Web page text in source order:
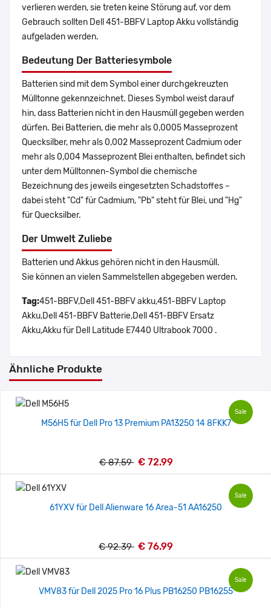
verlieren werden, sie treten keine Störung auf, vor dem
Gebrauch sollten Dell 451-BBFV Laptop Akku vollständig
aufgeladen werden.
Bedeutung Der Batteriesymbole
Batterien sind mit dem Symbol einer durchgekreuzten
Mülltonne gekennzeichnet. Dieses Symbol weist darauf
hin, dass Batterien nicht in den Hausmüll gegeben werden
dürfen. Bei Batterien, die mehr als 0,0005 Masseprozent
Quecksilber, mehr als 0,002 Masseprozent Cadmium oder
mehr als 0,004 Masseprozent Blei enthalten, befindet sich
unter dem Mülltonnen-Symbol die chemische
Bezeichnung des jeweils eingesetzten Schadstoffes –
dabei steht "Cd" für Cadmium, "Pb" steht für Blei, und "Hg"
für Quecksilber.
Der Umwelt Zuliebe
Batterien und Akkus gehören nicht in den Hausmüll.
Sie können an vielen Sammelstellen abgegeben werden.
Tag:451-BBFV,Dell 451-BBFV akku,451-BBFV Laptop
Akku,Dell 451-BBFV Batterie,Dell 451-BBFV Ersatz
Akku,Akku für Dell Latitude E7440 Ultrabook 7000 .
Ähnliche Produkte
Sale
M56H5 für Dell Pro 13 Premium PA13250 14 8FKK7
€ 87.59 € 72.99
Sale
61YXV für Dell Alienware 16 Area-51 AA16250
€ 92.39 € 76.99
Sale
VMV83 für Dell 2025 Pro 16 Plus PB16250 PB16255